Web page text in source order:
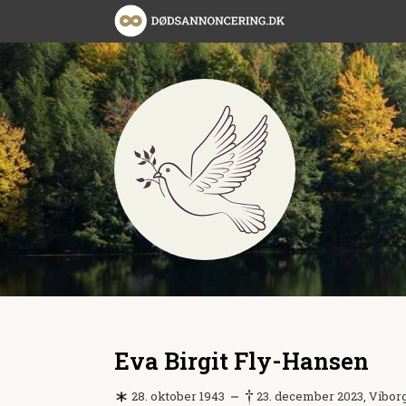
Eva Birgit Fly-Hansen
28. oktober 1943 23. december 2023,